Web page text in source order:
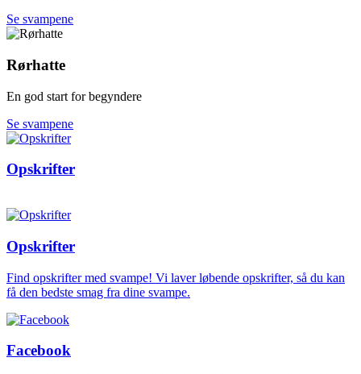
Se svampene
Rørhatte
En god start for begyndere
Se svampene
Opskrifter
Opskrifter
Find opskrifter med svampe! Vi laver løbende opskrifter, så du kan
få den bedste smag fra dine svampe.
Facebook